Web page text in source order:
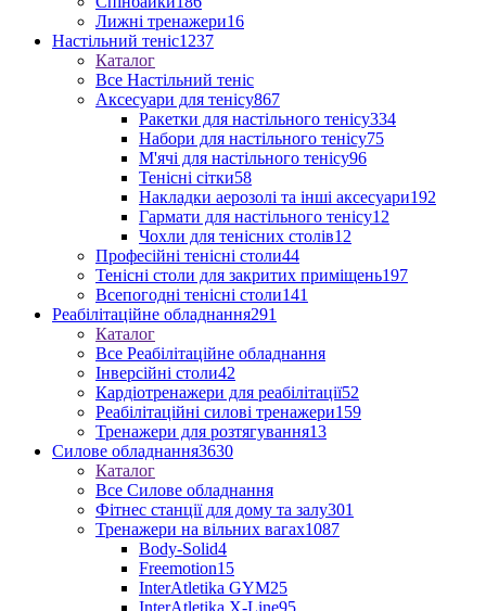
Лижні тренажери16
Настільний теніс1237
Каталог
Все Настільний теніс
Аксесуари для тенісу867
Ракетки для настільного тенісу334
Набори для настільного тенісу75
М'ячі для настільного тенісу96
Тенісні сітки58
Накладки аерозолі та інші аксесуари192
Гармати для настільного тенісу12
Чохли для тенісних столів12
Професійні тенісні столи44
Тенісні столи для закритих приміщень197
Всепогодні тенісні столи141
Реабілітаційне обладнання291
Каталог
Все Реабілітаційне обладнання
Інверсійні столи42
Кардіотренажери для реабілітації52
Реабілітаційні силові тренажери159
Тренажери для розтягування13
Силове обладнання3630
Каталог
Все Силове обладнання
Фітнес станції для дому та залу301
Тренажери на вільних вагах1087
Body-Solid4
Freemotion15
InterAtletika GYM25
InterAtletika X-Line95